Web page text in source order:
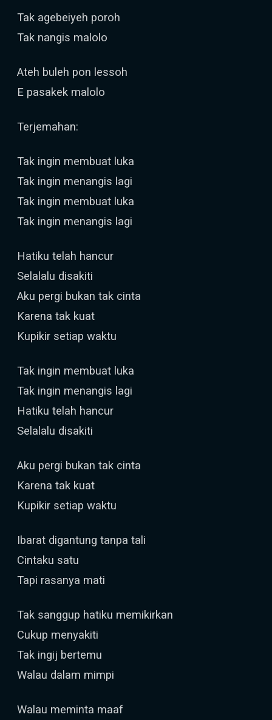
Tak agebeiyeh poroh
Tak nangis malolo
Ateh buleh pon lessoh
E pasakek malolo
Terjemahan:
Tak ingin membuat luka
Tak ingin menangis lagi
Tak ingin membuat luka
Tak ingin menangis lagi
Hatiku telah hancur
Selalalu disakiti
Aku pergi bukan tak cinta
Karena tak kuat
Kupikir setiap waktu
Tak ingin membuat luka
Tak ingin menangis lagi
Hatiku telah hancur
Selalalu disakiti
Aku pergi bukan tak cinta
Karena tak kuat
Kupikir setiap waktu
Ibarat digantung tanpa tali
Cintaku satu
Tapi rasanya mati
Tak sanggup hatiku memikirkan
Cukup menyakiti
Tak ingij bertemu
Walau dalam mimpi
Walau meminta maaf